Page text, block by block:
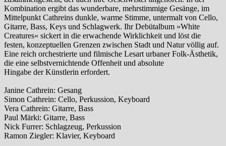
Kombination ergibt das wunderbare, mehrstimmige Gesänge, im
Mittelpunkt Cathreins dunkle, warme Stimme, untermalt von Cello,
Gitarre, Bass, Keys und Schlagwerk. Ihr Debütalbum »White
Creatures« sickert in die erwachende Wirklichkeit und löst die
festen, konzeptuellen Grenzen zwischen Stadt und Natur völlig auf.
Eine reich orchestrierte und filmische Lesart urbaner Folk-Ästhetik,
die eine selbstvernichtende Offenheit und absolute
Hingabe der Künstlerin erfordert.
Janine Cathrein: Gesang
Simon Cathrein: Cello, Perkussion, Keyboard
Vera Cathrein: Gitarre, Bass
Paul Märki: Gitarre, Bass
Nick Furrer: Schlagzeug, Perkussion
Ramon Ziegler: Klavier, Keyboard